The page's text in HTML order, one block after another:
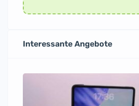
Interessante Angebote